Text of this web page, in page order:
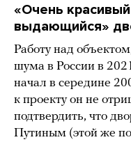
«Очень
выдающийся»
Работу над
шума в России в
начал в середине
к проекту он не
подтвердить, что
Путиным (этой же